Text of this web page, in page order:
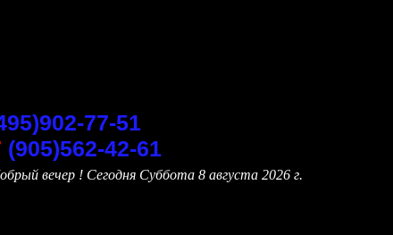
77-51
(905)562-42-61
вечер ! Сегодня Суббота 8 августа 2026 г.